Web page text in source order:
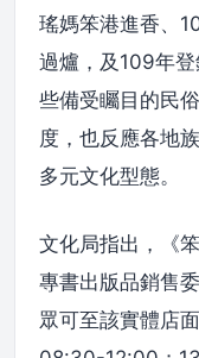
瑤媽笨港進香、
過爐，及109年
些備受矚目的民
度，也反應各地
多元文化型態。
文化局指出，《
專書出版品銷售
眾可至該實體店